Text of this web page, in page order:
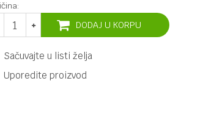
DODAJ U KORPU
Sačuvajte u listi želja
Uporedite proizvod